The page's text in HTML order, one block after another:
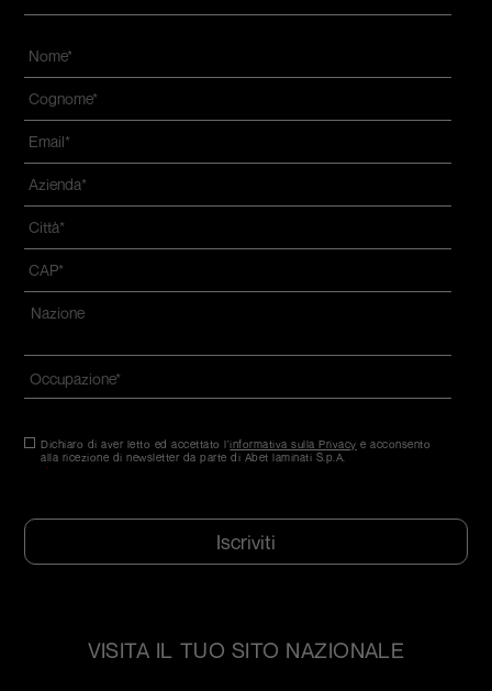
Nome
Cognome
Email
Azienda
Città
CAP
Indirizzo
Nazione*
Consenso *
Dichiaro di aver letto ed accettato l'informativa sulla Privacy e acconsento
alla ricezione di newsletter da parte di Abet laminati S.p.A.
*
VISITA IL TUO SITO NAZIONALE